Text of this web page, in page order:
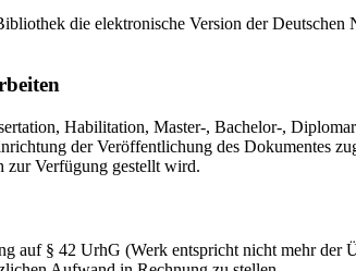
die elektronische Version der
Habilitation, Master-, Bachelor-,
der Veröffentlichung des Dokumentes
zur Verfügung gestellt wird.
auf § 42 UrhG (Werk entspricht nicht mehr